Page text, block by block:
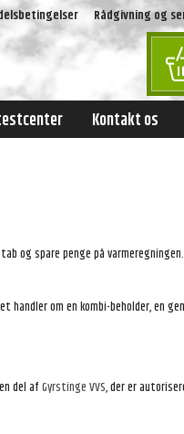
Rådgivning og
Kontakt os
og spare penge på varmeregningen.
om en kombi-beholder, en
del af Gyrstinge VVS, der er